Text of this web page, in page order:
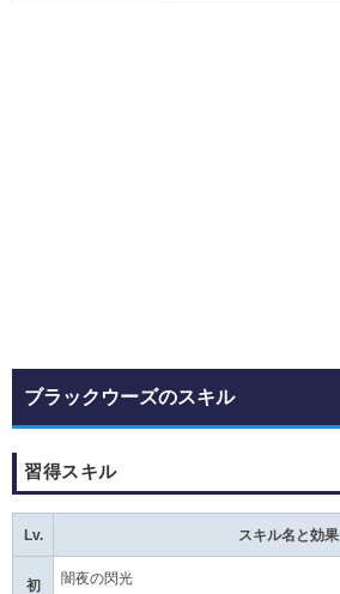
ブラックウーズのスキル
習得スキル
Lv. スキル名と効果
初
闇夜の閃光